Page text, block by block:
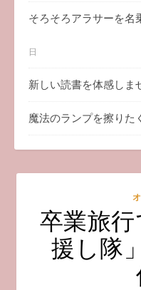
そろそろアラサーを名
日
新しい読書を体感しま
魔法のランプを擦りた
卒業旅
援し隊